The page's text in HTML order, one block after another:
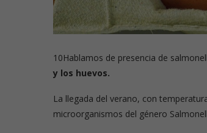
10Hablamos de presencia de
y los huevos.
La llegada del verano, con
microorganismos del género